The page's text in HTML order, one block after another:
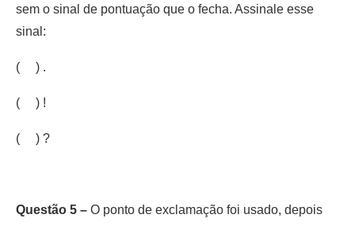
sem o sinal de pontuação que o fecha. Assinale esse
sinal:
( ) .
( ) !
( ) ?
Questão 5 – O ponto de exclamação foi usado, depois